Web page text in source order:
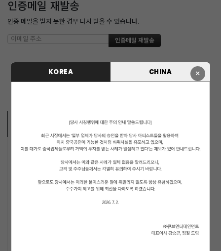
×
KOREA CHINA
인증메일 재발송
인증 메일을 받지 못한 경우 다시 받을 수 있습니다.
MUSICIANS
PENTAGON
i-dle (아이들)